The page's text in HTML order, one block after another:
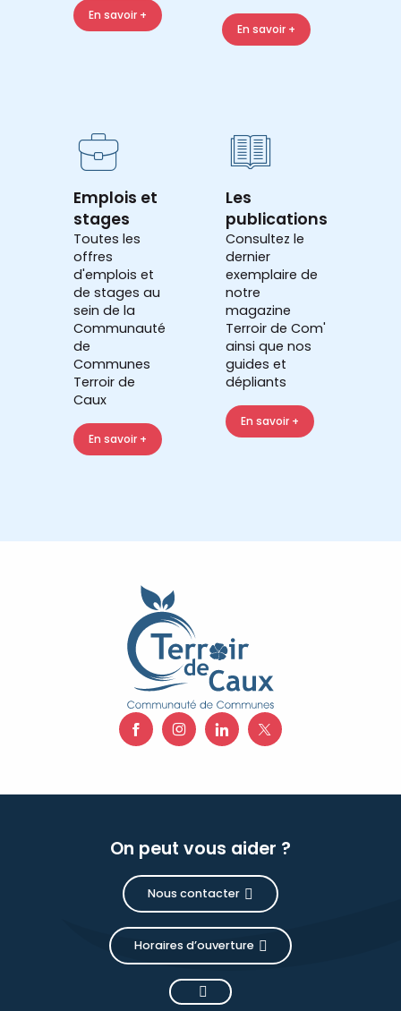
En savoir +
En savoir +
Emplois et
stages
Toutes les
offres
d'emplois et
de stages au
sein de la
Communauté
de
Communes
Terroir de
Caux
En savoir +
Les
publications
Consultez le
dernier
exemplaire de
notre
magazine
Terroir de Com'
ainsi que nos
guides et
dépliants
En savoir +
On peut vous aider ?
Nous contacter
Horaires d’ouverture